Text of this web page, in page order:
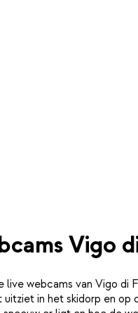
Vigo
live webcams van Vigo di
uitziet in het skidorp en op